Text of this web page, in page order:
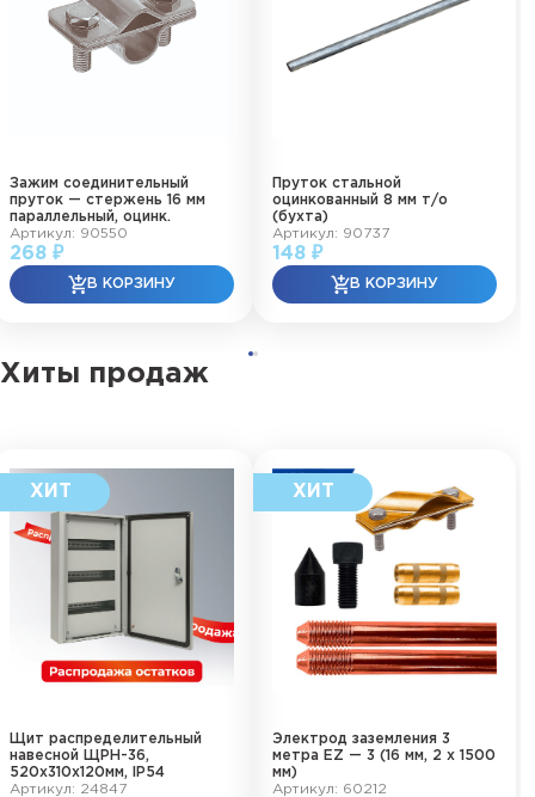
Зажим соединительный
пруток — стержень 16 мм
параллельный, оцинк.
Артикул: 90550
268 ₽
Пруток стальной
оцинкованный 8 мм т/о
(бухта)
Артикул: 90737
148 ₽
Хиты продаж
Щит распределительный
навесной ЩРН-36,
520х310х120мм, IP54
Артикул: 24847
Электрод заземления 3
метра EZ — 3 (16 мм, 2 х 1500
мм)
Артикул: 60212